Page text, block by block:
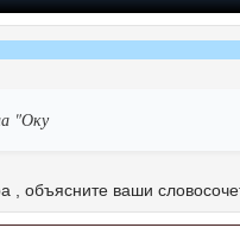
"Оку
, объясните ваши